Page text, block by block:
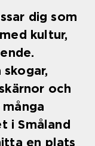
dig som
kultur,
och
i Småland
en plats